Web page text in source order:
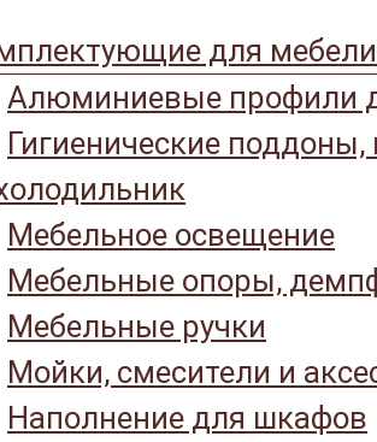
для мебели
Алюминиевые профили
Гигиенические
Мебельное освещение
Мебельные опоры,
Мебельные ручки
Мойки, смесители и
Наполнение для шкафов